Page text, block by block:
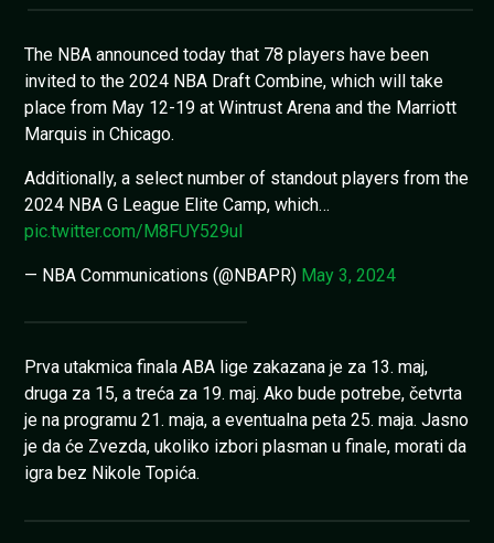
The NBA announced today that 78 players have been
invited to the 2024 NBA Draft Combine, which will take
place from May 12-19 at Wintrust Arena and the Marriott
Marquis in Chicago.
Additionally, a select number of standout players from the
2024 NBA G League Elite Camp, which…
pic.twitter.com/M8FUY529ul
— NBA Communications (@NBAPR) May 3, 2024
Prva utakmica finala ABA lige zakazana je za 13. maj,
druga za 15, a treća za 19. maj. Ako bude potrebe, četvrta
je na programu 21. maja, a eventualna peta 25. maja. Jasno
je da će Zvezda, ukoliko izbori plasman u finale, morati da
igra bez Nikole Topića.